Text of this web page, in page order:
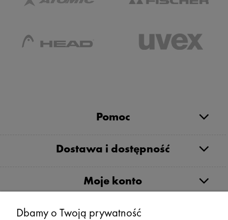
Pomoc
Dostawa i dostępność
Moje konto
Serwis
Dbamy o Twoją prywatność